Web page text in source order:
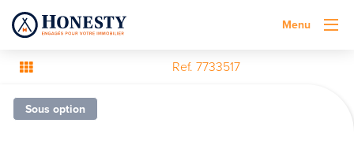
Menu
Ref. 7733517
Sous option